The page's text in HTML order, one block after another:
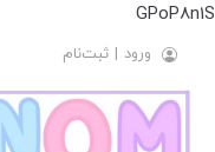
GPoP8n1S
ورود | ثبت‌نام